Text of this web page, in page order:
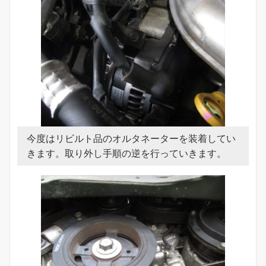
今度はリビルト品のオルタネーターを装着してい
きます。取り外し手順の逆を行っていきます。